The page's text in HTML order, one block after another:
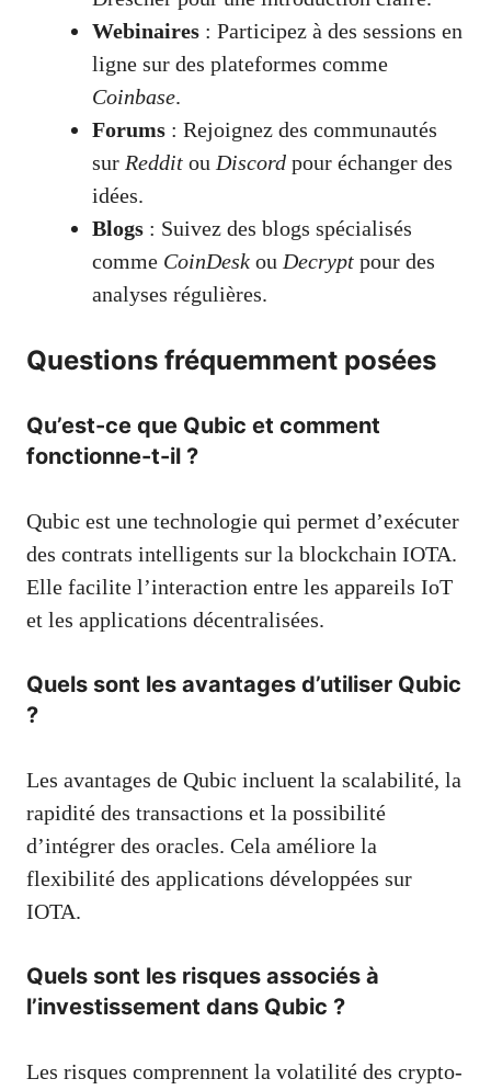
Webinaires : Participez à des sessions en
ligne sur des plateformes comme
Coinbase.
Forums : Rejoignez des communautés
sur Reddit ou Discord pour échanger des
idées.
Blogs : Suivez des blogs spécialisés
comme CoinDesk ou Decrypt pour des
analyses régulières.
Questions fréquemment posées
Qu’est-ce que Qubic et comment
fonctionne-t-il ?
Qubic est une technologie qui permet d’exécuter
des contrats intelligents sur la blockchain IOTA.
Elle facilite l’interaction entre les appareils IoT
et les applications décentralisées.
Quels sont les avantages d’utiliser Qubic
?
Les avantages de Qubic incluent la scalabilité, la
rapidité des transactions et la possibilité
d’intégrer des oracles. Cela améliore la
flexibilité des applications développées sur
IOTA.
Quels sont les risques associés à
l’investissement dans Qubic ?
Les risques comprennent la volatilité des crypto-